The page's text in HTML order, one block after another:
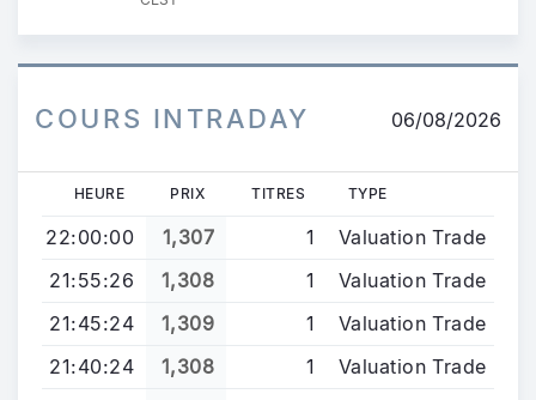
COURS INTRADAY 06/08/2026
HEURE PRIX TITRES TYPE
22:00:00 1,307 1
Valuation Trade
21:55:26
1,308 1
Valuation Trade
21:45:24
1,309 1
Valuation Trade
21:40:24
1,308 1
Valuation Trade